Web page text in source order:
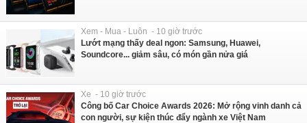
Xem - Mua - Luôn - 10 giờ trước
Lướt mạng thấy deal ngon: Samsung, Huawei,
Soundcore... giảm sâu, có món gần nửa giá
Xe - 10 giờ trước
Công bố Car Choice Awards 2026: Mở rộng vinh danh cả
con người, sự kiện thúc đẩy ngành xe Việt Nam